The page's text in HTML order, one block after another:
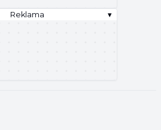
Reklama ▾